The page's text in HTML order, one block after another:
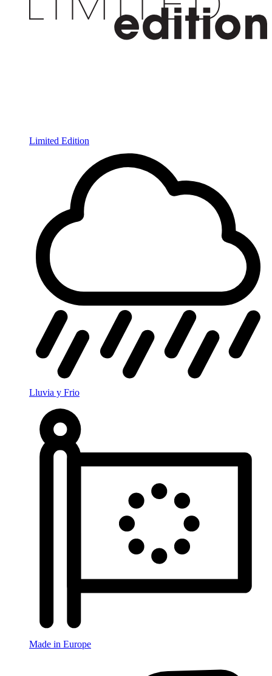
Limited Edition
Lluvia y Frio
Made in Europe